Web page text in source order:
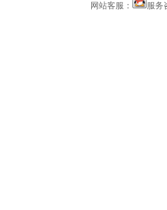
网站客服： 服务